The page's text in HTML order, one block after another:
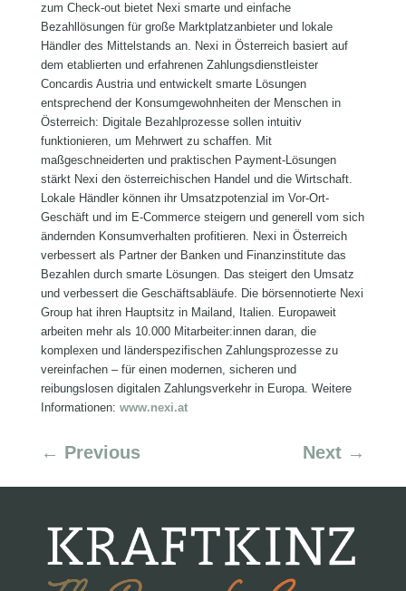
zum Check-out bietet Nexi smarte und einfache
Bezahllösungen für große Marktplatzanbieter und lokale
Händler des Mittelstands an. Nexi in Österreich basiert auf
dem etablierten und erfahrenen Zahlungsdienstleister
Concardis Austria und entwickelt smarte Lösungen
entsprechend der Konsumgewohnheiten der Menschen in
Österreich: Digitale Bezahlprozesse sollen intuitiv
funktionieren, um Mehrwert zu schaffen. Mit
maßgeschneiderten und praktischen Payment-Lösungen
stärkt Nexi den österreichischen Handel und die Wirtschaft.
Lokale Händler können ihr Umsatzpotenzial im Vor-Ort-
Geschäft und im E-Commerce steigern und generell vom sich
ändernden Konsumverhalten profitieren. Nexi in Österreich
verbessert als Partner der Banken und Finanzinstitute das
Bezahlen durch smarte Lösungen. Das steigert den Umsatz
und verbessert die Geschäftsabläufe. Die börsennotierte Nexi
Group hat ihren Hauptsitz in Mailand, Italien. Europaweit
arbeiten mehr als 10.000 Mitarbeiter:innen daran, die
komplexen und länderspezifischen Zahlungsprozesse zu
vereinfachen – für einen modernen, sicheren und
reibungslosen digitalen Zahlungsverkehr in Europa. Weitere
Informationen: www.nexi.at
← Previous Next →